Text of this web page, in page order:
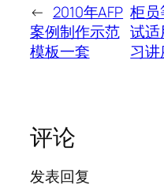
← 2010年AFP
案例制作示范
模板一套
柜
试适
习讲
评论
发表回复